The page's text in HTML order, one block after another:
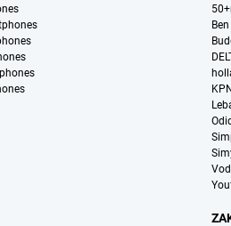
Ben
KPN